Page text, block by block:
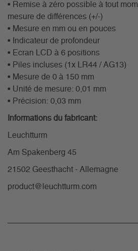
• Remise à zéro possible à tout
mesure de différences (+/-)
• Mesure en mm ou en pouces
• Indicateur de profondeur
• Ecran LCD à 6 positions
• Piles incluses (1x LR44 / AG13)
• Mesure de 0 à 150 mm
• Unité de mesure: 0,01 mm
• Précision: 0,03 mm
Informations du fabricant:
Leuchtturm
Am Spakenberg 45
21502 Geesthacht - Allemagne
product@leuchtturm.com